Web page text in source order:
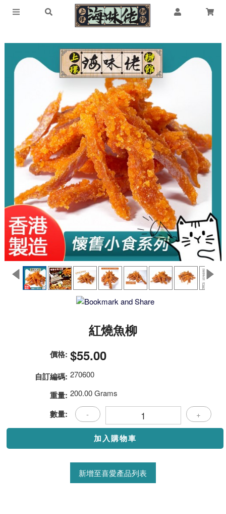
紅燒魚柳
價格: $55.00
自訂編碼: 270600
重量: 200.00 Grams
數量: - +
新增至喜愛產品列表